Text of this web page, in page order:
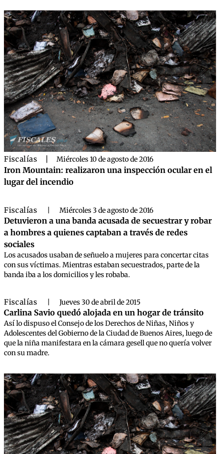
Fiscalías Miércoles 10 de agosto de 2016
Iron Mountain: realizaron una inspección ocular en el
lugar del incendio
Fiscalías Miércoles 3 de agosto de 2016
Detuvieron a una banda acusada de secuestrar y robar
a hombres a quienes captaban a través de redes
sociales
Los acusados usaban de señuelo a mujeres para concertar citas
con sus víctimas. Mientras estaban secuestrados, parte de la
banda iba a los domicilios y les robaba.
Fiscalías Jueves 30 de abril de 2015
Carlina Savio quedó alojada en un hogar de tránsito
Así lo dispuso el Consejo de los Derechos de Niñas, Niños y
Adolescentes del Gobierno de la Ciudad de Buenos Aires, luego de
que la niña manifestara en la cámara gesell que no quería volver
con su madre.